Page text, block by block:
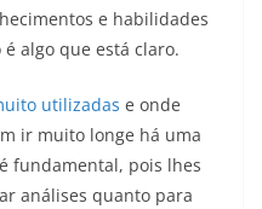
e habilidades
algo que está claro.
utilizadas e onde
ir muito longe há uma
fundamental, pois lhes
análises quanto para